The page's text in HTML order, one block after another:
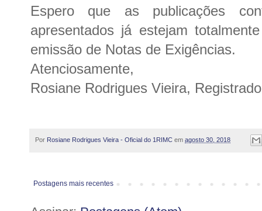
Espero que as publicações
apresentados já estejam
emissão de Notas de Exigências.
Atenciosamente,
Rosiane Rodrigues Vieira,
Por Rosiane Rodrigues Vieira - Oficial do 1RIMC em agosto 30, 2018
Postagens mais recentes